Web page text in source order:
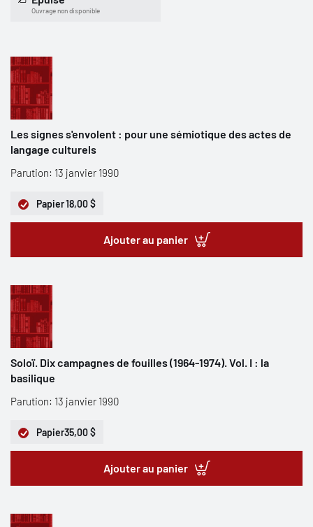
Ouvrage non disponible
Les signes s'envolent : pour une sémiotique des actes de
langage culturels
Parution: 13 janvier 1990
Papier18,00 $
Ajouter au panier
Soloï. Dix campagnes de fouilles (1964-1974). Vol. I : la
basilique
Parution: 13 janvier 1990
Papier35,00 $
Ajouter au panier